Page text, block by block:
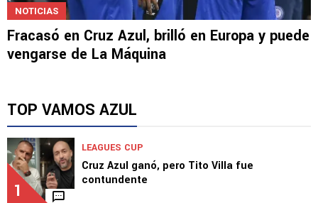
NOTICIAS
Fracasó en Cruz Azul, brilló en Europa y puede
vengarse de La Máquina
TOP VAMOS AZUL
1
LEAGUES CUP
Cruz Azul ganó, pero Tito Villa fue
contundente